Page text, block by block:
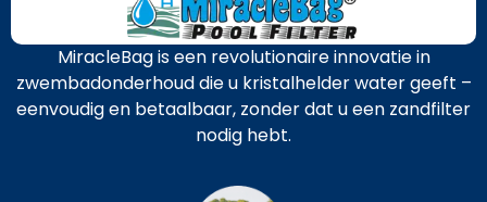
MiracleBag is een revolutionaire innovatie in
zwembadonderhoud die u kristalhelder water geeft –
eenvoudig en betaalbaar, zonder dat u een zandfilter
nodig hebt.